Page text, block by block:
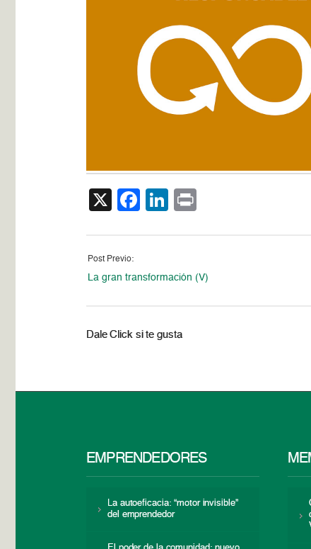
X Facebook
LinkedIn
Post Previo:
La gran transformación (V)
Dale Click si te gusta
EMPRENDEDORES
La autoeficacia: “motor invisible”
del emprendedor